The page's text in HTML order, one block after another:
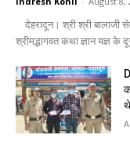
देहरादून। श्री श्री बालाजी
श्रीमद्भागवत कथा ज्ञान यज्ञ के